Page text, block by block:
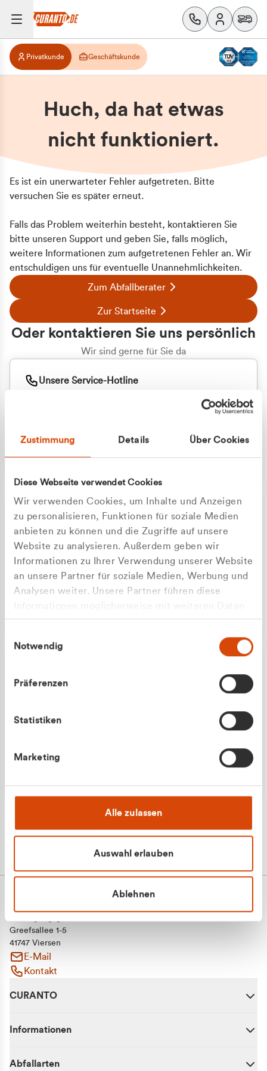
Zustimmung Details Über Cookies
Diese Webseite verwendet Cookies
Wir verwenden Cookies, um Inhalte und Anzeigen
zu personalisieren, Funktionen für soziale Medien
anbieten zu können und die Zugriffe auf unsere
Website zu analysieren. Außerdem geben wir
Informationen zu Ihrer Verwendung unserer Website
an unsere Partner für soziale Medien, Werbung und
Analysen weiter. Unsere Partner führen diese
zusammen, die Sie ihnen bereitgestellt haben oder
gesammelt haben.
Notwendig
Präferenzen
Statistiken
Marketing
Alle zulassen
Auswahl erlauben
Ablehnen
Privatkunde Geschäftskunde
Huch, da hat etwas
nicht funktioniert.
Es ist ein unerwarteter Fehler aufgetreten. Bitte
versuchen Sie es später erneut.
Falls das Problem weiterhin besteht, kontaktieren Sie
bitte unseren Support und geben Sie, falls möglich,
weitere Informationen zum aufgetretenen Fehler an. Wir
entschuldigen uns für eventuelle Unannehmlichkeiten.
Zum Abfallberater
Zur Startseite
Oder kontaktieren Sie uns persönlich
Wir sind gerne für Sie da
Unsere Service-Hotline
+49 177 8376058
Apilash Balanesan
Greefsallee 1-5
41747 Viersen
E-Mail
Kontakt
CURANTO
Informationen
Abfallarten